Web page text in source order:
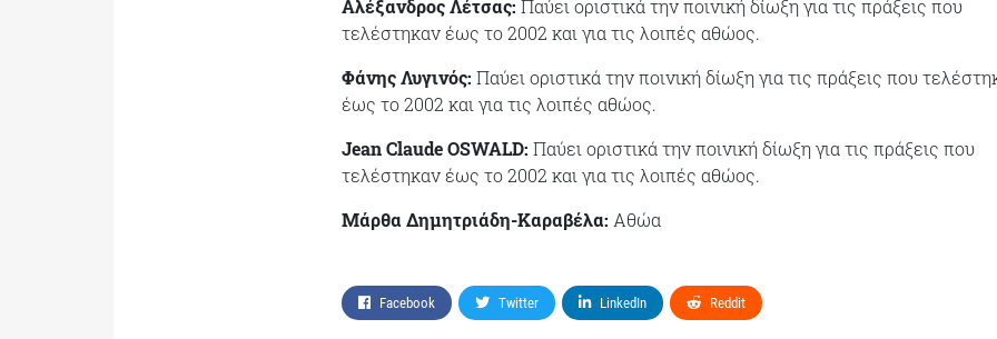
Αλέξανδρος Λέτσας: Παύει οριστικά την ποινική δίωξη για τις πράξεις που
τελέστηκαν έως το 2002 και για τις λοιπές αθώος.
Φάνης Λυγινός: Παύει οριστικά την ποινική δίωξη για τις πράξεις που
έως το 2002 και για τις λοιπές αθώος.
Jean Claude OSWALD: Παύει οριστικά την ποινική δίωξη για τις πράξεις που
τελέστηκαν έως το 2002 και για τις λοιπές αθώος.
Μάρθα Δημητριάδη-Καραβέλα: Αθώα
Facebook Twitter LinkedIn Reddit